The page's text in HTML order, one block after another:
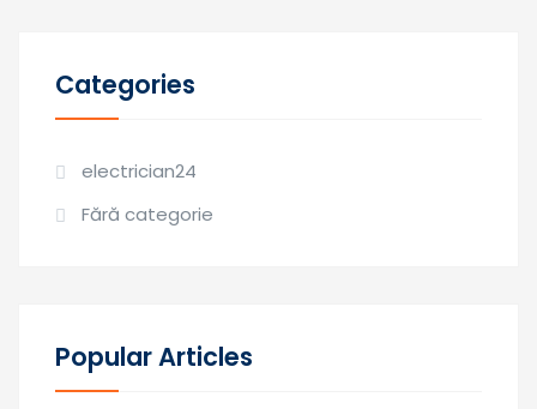
Categories
electrician24
Fără categorie
Popular Articles